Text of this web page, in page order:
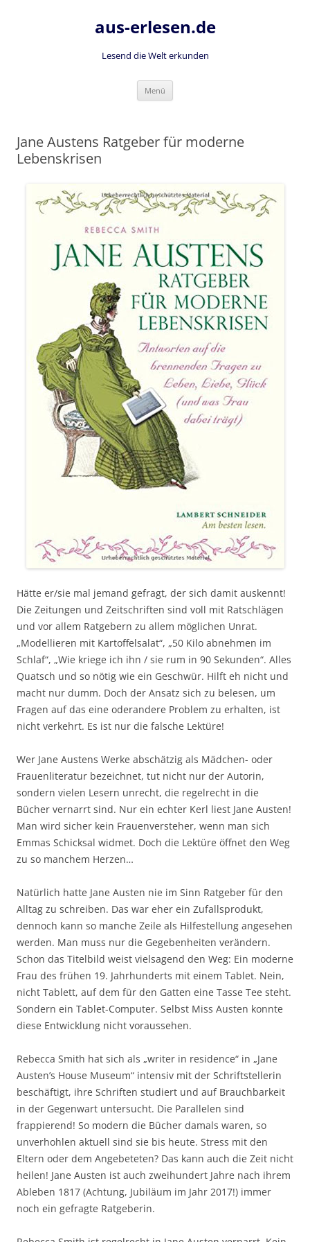
aus-erlesen.de
Lesend die Welt erkunden
Menü
Jane Austens Ratgeber für moderne
Lebenskrisen
Hätte er/sie mal jemand gefragt, der sich damit auskennt!
Die Zeitungen und Zeitschriften sind voll mit Ratschlägen
und vor allem Ratgebern zu allem möglichen Unrat.
„Modellieren mit Kartoffelsalat“, „50 Kilo abnehmen im
Schlaf“, „Wie kriege ich ihn / sie rum in 90 Sekunden“. Alles
Quatsch und so nötig wie ein Geschwür. Hilft eh nicht und
macht nur dumm. Doch der Ansatz sich zu belesen, um
Fragen auf das eine oderandere Problem zu erhalten, ist
nicht verkehrt. Es ist nur die falsche Lektüre!
Wer Jane Austens Werke abschätzig als Mädchen- oder
Frauenliteratur bezeichnet, tut nicht nur der Autorin,
sondern vielen Lesern unrecht, die regelrecht in die
Bücher vernarrt sind. Nur ein echter Kerl liest Jane Austen!
Man wird sicher kein Frauenversteher, wenn man sich
Emmas Schicksal widmet. Doch die Lektüre öffnet den Weg
zu so manchem Herzen…
Natürlich hatte Jane Austen nie im Sinn Ratgeber für den
Alltag zu schreiben. Das war eher ein Zufallsprodukt,
dennoch kann so manche Zeile als Hilfestellung angesehen
werden. Man muss nur die Gegebenheiten verändern.
Schon das Titelbild weist vielsagend den Weg: Ein moderne
Frau des frühen 19. Jahrhunderts mit einem Tablet. Nein,
nicht Tablett, auf dem für den Gatten eine Tasse Tee steht.
Sondern ein Tablet-Computer. Selbst Miss Austen konnte
diese Entwicklung nicht voraussehen.
Rebecca Smith hat sich als „writer in residence“ in „Jane
Austen’s House Museum“ intensiv mit der Schriftstellerin
beschäftigt, ihre Schriften studiert und auf Brauchbarkeit
in der Gegenwart untersucht. Die Parallelen sind
frappierend! So modern die Bücher damals waren, so
unverhohlen aktuell sind sie bis heute. Stress mit den
Eltern oder dem Angebeteten? Das kann auch die Zeit nicht
heilen! Jane Austen ist auch zweihundert Jahre nach ihrem
Ableben 1817 (Achtung, Jubiläum im Jahr 2017!) immer
noch ein gefragte Ratgeberin.